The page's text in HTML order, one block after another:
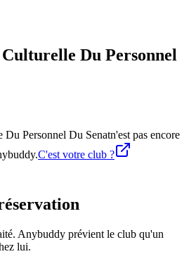
Du Personnel
Du Personnel Du Senatn'est pas encore
C'est votre club ?
Anybuddy prévient le club qu'un
lui.